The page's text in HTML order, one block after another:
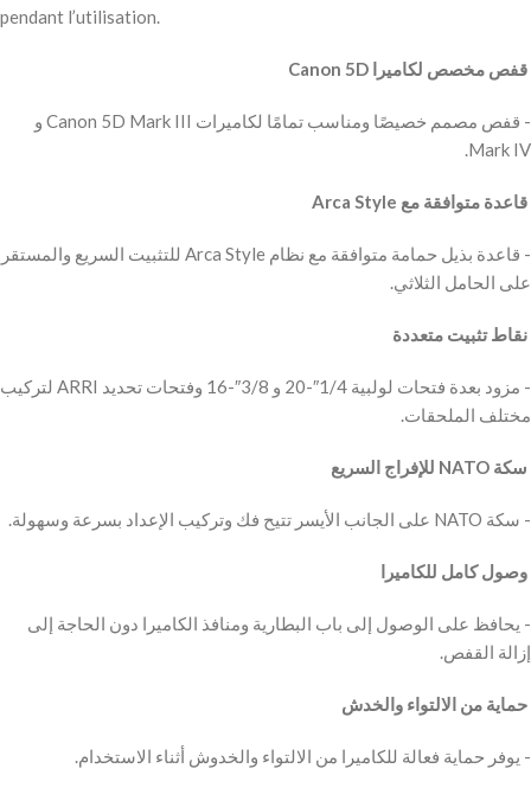
pendant l’utilisation.
‫ قفص مخصص لكاميرا Canon 5D
‫- قفص مصمم خصيصًا ومناسب تمامًا لكاميرات Canon 5D Mark III و
Mark IV.
‫ قاعدة متوافقة مع Arca Style
‫- قاعدة بذيل حمامة متوافقة مع نظام Arca Style للتثبيت السريع والمستقر
على الحامل الثلاثي.
‫ نقاط تثبيت متعددة
‫- مزود بعدة فتحات لولبية 1/4″-20 و 3/8″-16 وفتحات تحديد ARRI لتركيب
مختلف الملحقات.
‫ سكة NATO للإفراج السريع
‫- سكة NATO على الجانب الأيسر تتيح فك وتركيب الإعداد بسرعة وسهولة.
‫ وصول كامل للكاميرا
‫- يحافظ على الوصول إلى باب البطارية ومنافذ الكاميرا دون الحاجة إلى
إزالة القفص.
‫ حماية من الالتواء والخدش
‫- يوفر حماية فعالة للكاميرا من الالتواء والخدوش أثناء الاستخدام.